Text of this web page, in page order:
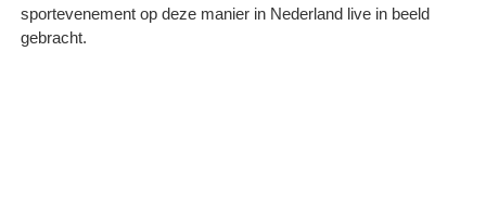
sportevenement op deze manier in Nederland live in beeld
gebracht.